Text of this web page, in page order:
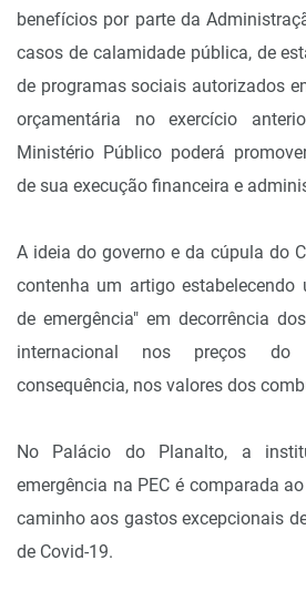
benefícios por parte da
casos de calamidade pública, de
de programas sociais autorizados
orçamentária no exercício
Ministério Público poderá
de sua execução financeira e
A ideia do governo e da cúpula do
contenha um artigo estabelecendo
de emergência" em decorrência
internacional nos preços
consequência, nos valores dos
No Palácio do Planalto, a
emergência na PEC é comparada
caminho aos gastos excepcionais
de Covid-19.